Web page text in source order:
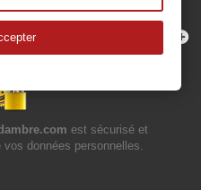
est sécurisé et
vos données personnelles.